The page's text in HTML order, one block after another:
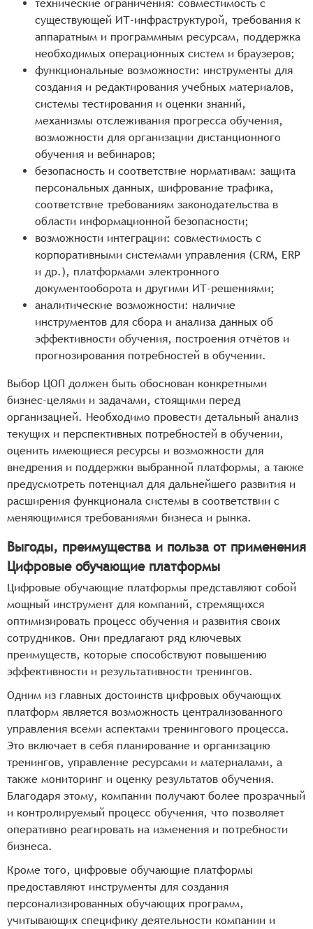
технические ограничения: совместимость с
существующей ИТ-инфраструктурой, требования к
аппаратным и программным ресурсам, поддержка
необходимых операционных систем и браузеров;
функциональные возможности: инструменты для
создания и редактирования учебных материалов,
системы тестирования и оценки знаний,
механизмы отслеживания прогресса обучения,
возможности для организации дистанционного
обучения и вебинаров;
безопасность и соответствие нормативам: защита
персональных данных, шифрование трафика,
соответствие требованиям законодательства в
области информационной безопасности;
возможности интеграции: совместимость с
корпоративными системами управления (CRM, ERP
и др.), платформами электронного
документооборота и другими ИТ-решениями;
аналитические возможности: наличие
инструментов для сбора и анализа данных об
эффективности обучения, построения отчётов и
прогнозирования потребностей в обучении.
Выбор ЦОП должен быть обоснован конкретными
бизнес-целями и задачами, стоящими перед
организацией. Необходимо провести детальный анализ
текущих и перспективных потребностей в обучении,
оценить имеющиеся ресурсы и возможности для
внедрения и поддержки выбранной платформы, а также
предусмотреть потенциал для дальнейшего развития и
расширения функционала системы в соответствии с
меняющимися требованиями бизнеса и рынка.
Выгоды, преимущества и польза от применения
Цифровые обучающие платформы
Цифровые обучающие платформы представляют собой
мощный инструмент для компаний, стремящихся
оптимизировать процесс обучения и развития своих
сотрудников. Они предлагают ряд ключевых
преимуществ, которые способствуют повышению
эффективности и результативности тренингов.
Одним из главных достоинств цифровых обучающих
платформ является возможность централизованного
управления всеми аспектами тренингового процесса.
Это включает в себя планирование и организацию
тренингов, управление ресурсами и материалами, а
также мониторинг и оценку результатов обучения.
Благодаря этому, компании получают более прозрачный
и контролируемый процесс обучения, что позволяет
оперативно реагировать на изменения и потребности
бизнеса.
Кроме того, цифровые обучающие платформы
предоставляют инструменты для создания
персонализированных обучающих программ,
учитывающих специфику деятельности компании и